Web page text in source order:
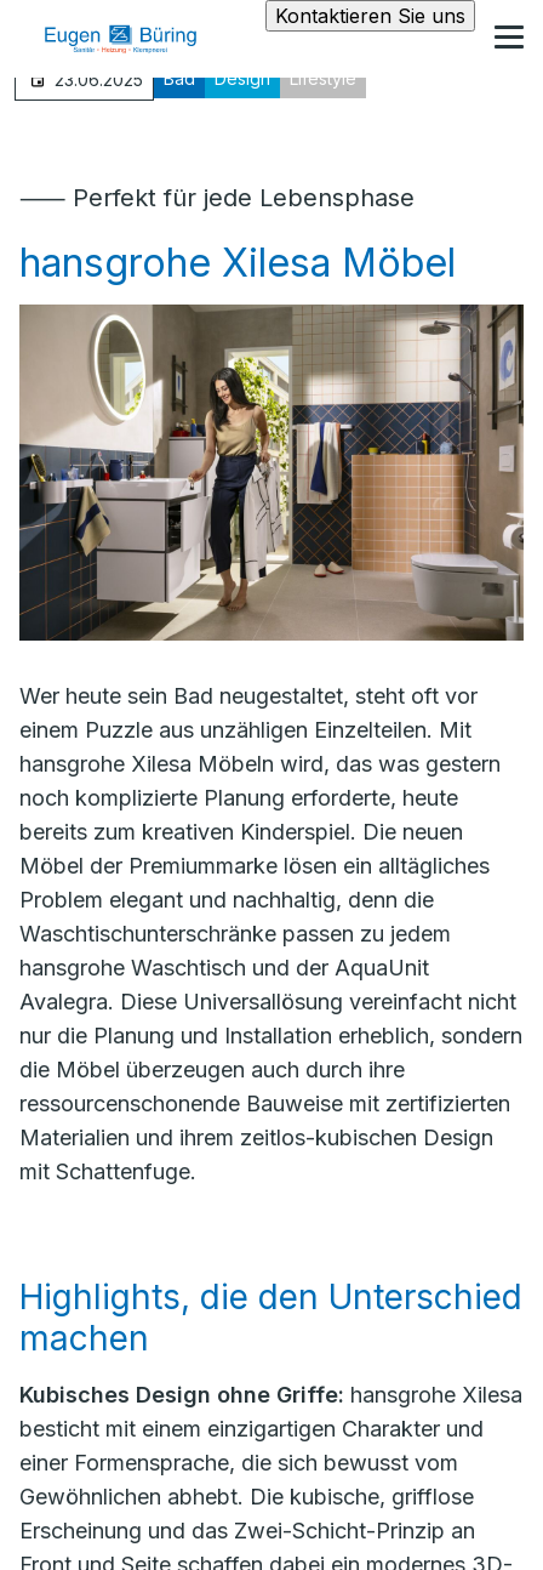
Kontaktieren Sie uns
23.06.2025 Bad Design Lifestyle
⸺ Perfekt für jede Lebensphase
hansgrohe Xilesa Möbel
Wer heute sein Bad neugestaltet, steht oft vor
einem Puzzle aus unzähligen Einzelteilen. Mit
hansgrohe Xilesa Möbeln wird, das was gestern
noch komplizierte Planung erforderte, heute
bereits zum kreativen Kinderspiel. Die neuen
Möbel der Premiummarke lösen ein alltägliches
Problem elegant und nachhaltig, denn die
Waschtischunterschränke passen zu jedem
hansgrohe Waschtisch und der AquaUnit
Avalegra. Diese Universallösung vereinfacht nicht
nur die Planung und Installation erheblich, sondern
die Möbel überzeugen auch durch ihre
ressourcenschonende Bauweise mit zertifizierten
Materialien und ihrem zeitlos-kubischen Design
mit Schattenfuge.
Highlights, die den Unterschied
machen
Kubisches Design ohne Griffe: hansgrohe Xilesa
besticht mit einem einzigartigen Charakter und
einer Formensprache, die sich bewusst vom
Gewöhnlichen abhebt. Die kubische, grifflose
Erscheinung und das Zwei-Schicht-Prinzip an